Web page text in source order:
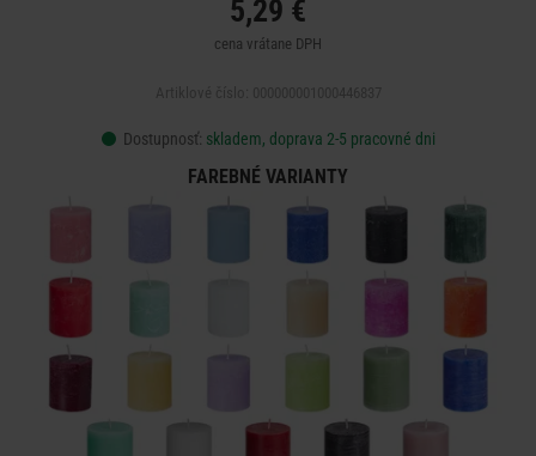
5,29 €
cena vrátane DPH
Dostupnosť: skladem, doprava 2-5 pracovné dni
FAREBNÉ VARIANTY